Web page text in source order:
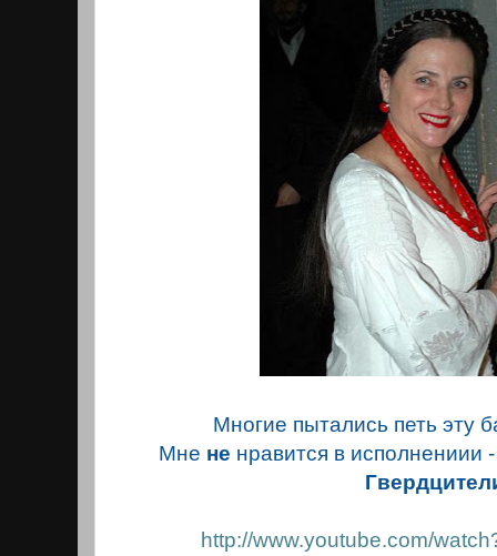
Многие пытались петь эту
Мне не нравится в исполнениии
http://www.youtube.com/